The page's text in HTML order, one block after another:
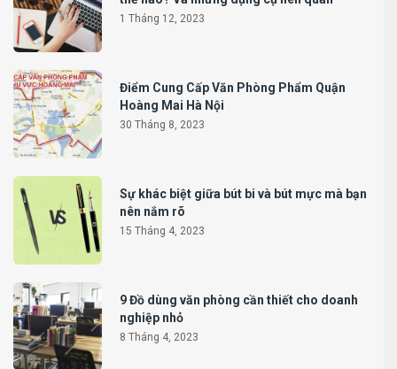
1 Tháng 12, 2023
Điểm Cung Cấp Văn Phòng Phẩm Quận
Hoàng Mai Hà Nội
30 Tháng 8, 2023
Sự khác biệt giữa bút bi và bút mực mà bạn
nên nắm rõ
15 Tháng 4, 2023
9 Đồ dùng văn phòng cần thiết cho doanh
nghiệp nhỏ
8 Tháng 4, 2023